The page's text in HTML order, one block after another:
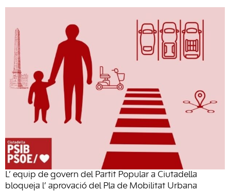
L’ equip de govern del Partit Popular a Ciutadella
bloqueja l’ aprovació del Pla de Mobilitat Urbana